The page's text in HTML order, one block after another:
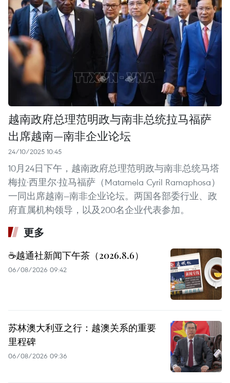
越南政府总理范明政与南非总统拉马福萨
出席越南—南非企业论坛
24/10/2025 10:45
10月24日下午，越南政府总理范明政与南非总统马塔
梅拉·西里尔·拉马福萨（Matamela Cyril Ramaphosa）
一同出席越南—南非企业论坛。两国各部委行业、政
府直属机构领导，以及200名企业代表参加。
更多
☕️越通社新闻下午茶（2026.8.6）
06/08/2026 09:42
苏林澳大利亚之行：越澳关系的重要
里程碑
06/08/2026 09:36